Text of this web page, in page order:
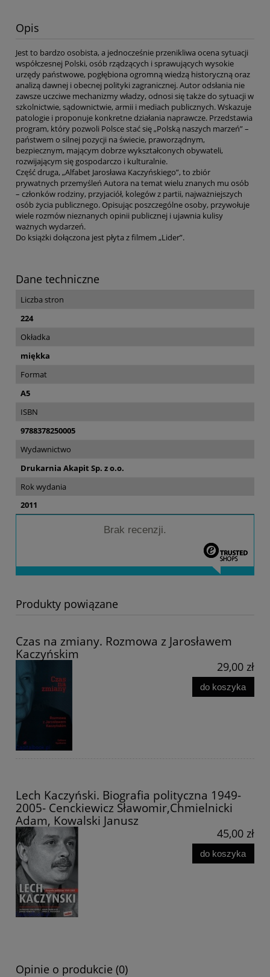
Opis
Jest to bardzo osobista, a jednocześnie przenikliwa ocena sytuacji
współczesnej Polski, osób rządzących i sprawujących wysokie
urzędy państwowe, pogłębiona ogromną wiedzą historyczną oraz
analizą dawnej i obecnej polityki zagranicznej. Autor odsłania nie
zawsze uczciwe mechanizmy władzy, odnosi się także do sytuacji w
szkolnictwie, sądownictwie, armii i mediach publicznych. Wskazuje
patologie i proponuje konkretne działania naprawcze. Przedstawia
program, który pozwoli Polsce stać się „Polską naszych marzeń” –
państwem o silnej pozycji na świecie, praworządnym,
bezpiecznym, mającym dobrze wykształconych obywateli,
rozwijającym się gospodarczo i kulturalnie.
Część druga, „Alfabet Jarosława Kaczyńskiego”, to zbiór
prywatnych przemyśleń Autora na temat wielu znanych mu osób
– członków rodziny, przyjaciół, kolegów z partii, najważniejszych
osób życia publicznego. Opisując poszczególne osoby, przywołuje
wiele rozmów nieznanych opinii publicznej i ujawnia kulisy
ważnych wydarzeń.
Do książki dołączona jest płyta z filmem „Lider”.
Dane techniczne
Liczba stron
224
Okładka
miękka
Format
A5
ISBN
9788378250005
Wydawnictwo
Drukarnia Akapit Sp. z o.o.
Rok wydania
2011
Brak recenzji.
Produkty powiązane
Czas na zmiany. Rozmowa z Jarosławem
Kaczyńskim
29,00 zł
do koszyka
Lech Kaczyński. Biografia polityczna 1949-
2005- Cenckiewicz Sławomir,Chmielnicki
Adam, Kowalski Janusz
45,00 zł
do koszyka
Opinie o produkcie (0)